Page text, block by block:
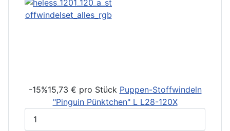
-15%15,73 € pro Stück Puppen-Stoffwindeln
"Pinguin Pünktchen" L L28-120X